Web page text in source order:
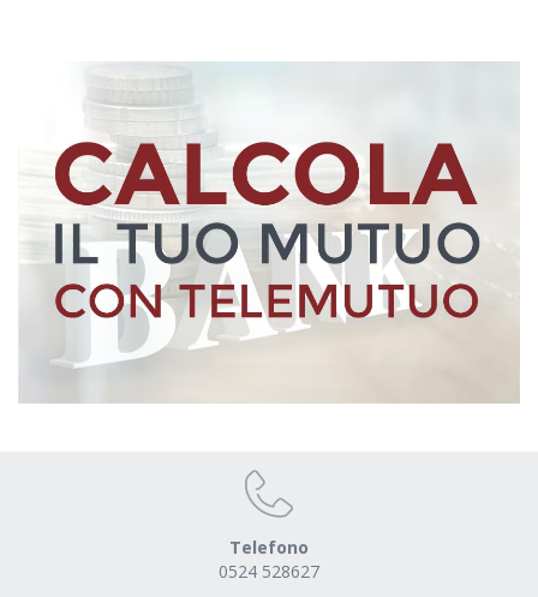
Telefono
0524 528627